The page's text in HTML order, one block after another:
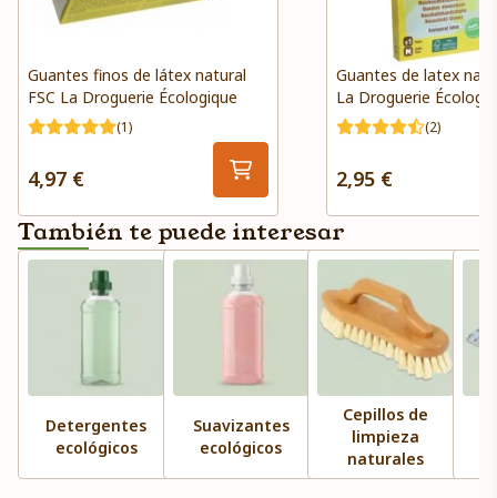
Guantes finos de látex natural
FSC La Droguerie Écologique
(1)
4,97 €
Guantes de latex
La Droguerie
(2)
2,95 €
También te puede interesar
Detergentes
ecológicos
Suavizantes
ecológicos
Cepillos de
limpieza
naturales